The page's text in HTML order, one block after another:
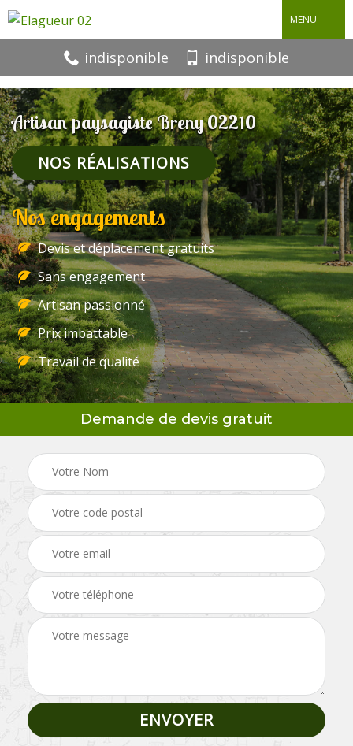
MENU
indisponible indisponible
Artisan paysagiste Breny 02210
NOS RÉALISATIONS
Nos engagements
Devis et déplacement gratuits
Sans engagement
Artisan passionné
Prix imbattable
Travail de qualité
Demande de devis gratuit